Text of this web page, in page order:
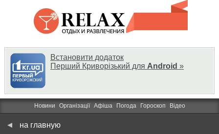
Встановити додаток
Перший Криворізький для Android »
Новини Організації Афіша Погода Гороскоп Відео
на главную